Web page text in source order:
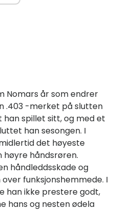
Nomars år som endrer
.403 -merket på slutten
han spillet sitt, og med et
han sesongen. I
det høyeste
håndsrøren.
håndleddsskade og
funksjonshemmede. I
han ikke prestere godt,
hans og nesten ødela